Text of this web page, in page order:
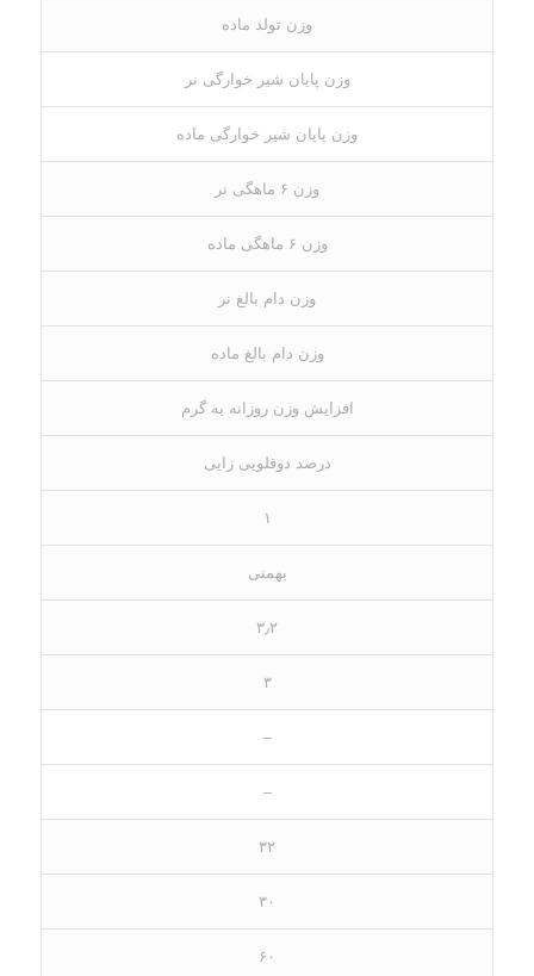
وزن تولد ماده
وزن پایان شیر خوارگی نر
وزن پایان شیر خوارگی ماده
وزن ۶ ماهگی نر
وزن ۶ ماهگی ماده
وزن دام بالغ نر
وزن دام بالغ ماده
افزایش وزن روزانه به گرم
درصد دوقلویی زایی
۱
بهمنی
۳٫۲
۳
–
–
۳۲
۳۰
۶۰